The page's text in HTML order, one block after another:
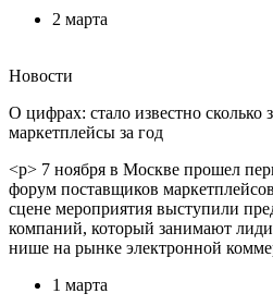
2 марта
Новости
О цифрах: стало известно сколько
маркетплейсы за год
<p> 7 ноября в Москве прошел
форум поставщиков
сцене мероприятия выступили
компаний, который занимают
нише на рынке электронной
1 марта